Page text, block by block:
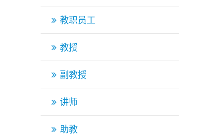
教职员工
教授
副教授
讲师
助教